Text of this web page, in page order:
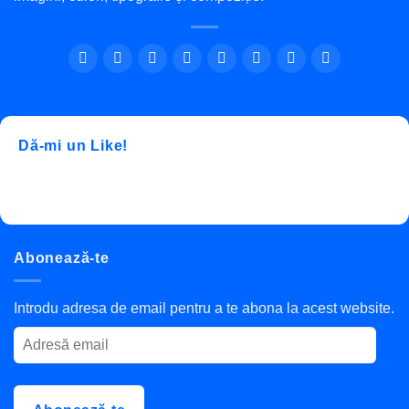
Dă-mi un Like!
Abonează-te
Introdu adresa de email pentru a te abona la acest website.
Adresă
email